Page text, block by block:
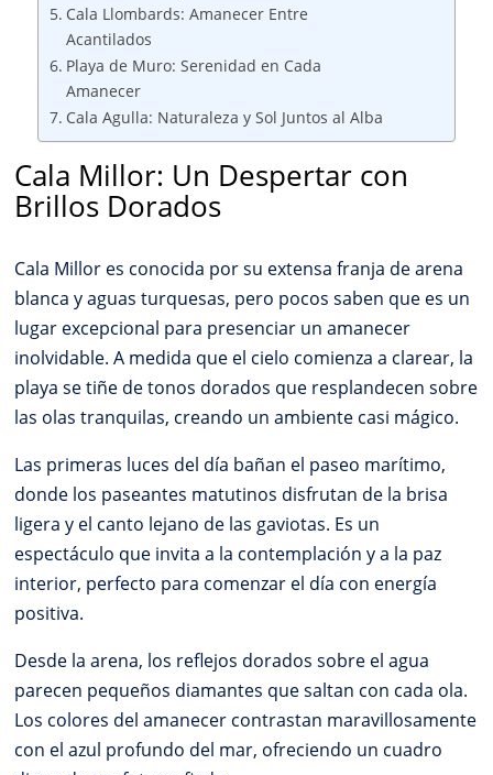
Cala Llombards: Amanecer Entre
Acantilados
Playa de Muro: Serenidad en Cada
Amanecer
Cala Agulla: Naturaleza y Sol Juntos al Alba
Cala Millor: Un Despertar con
Brillos Dorados
Cala Millor es conocida por su extensa franja de arena
blanca y aguas turquesas, pero pocos saben que es un
lugar excepcional para presenciar un amanecer
inolvidable. A medida que el cielo comienza a clarear, la
playa se tiñe de tonos dorados que resplandecen sobre
las olas tranquilas, creando un ambiente casi mágico.
Las primeras luces del día bañan el paseo marítimo,
donde los paseantes matutinos disfrutan de la brisa
ligera y el canto lejano de las gaviotas. Es un
espectáculo que invita a la contemplación y a la paz
interior, perfecto para comenzar el día con energía
positiva.
Desde la arena, los reflejos dorados sobre el agua
parecen pequeños diamantes que saltan con cada ola.
Los colores del amanecer contrastan maravillosamente
con el azul profundo del mar, ofreciendo un cuadro